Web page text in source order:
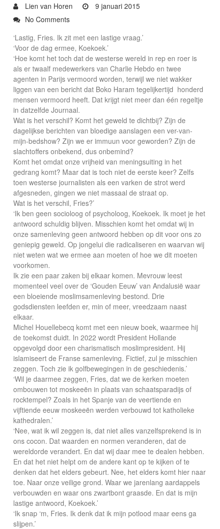
Lien van Horen
9 januari 2015
No Comments
‘Lastig, Fries. Ik zit met een lastige vraag.’
‘Voor de dag ermee, Koekoek.’
‘Hoe komt het toch dat de westerse wereld in rep en roer is
als er twaalf medewerkers van Charlie Hebdo en twee
agenten in Parijs vermoord worden, terwijl we niet wakker
liggen van een bericht dat Boko Haram tegelijkertijd honderd
mensen vermoord heeft. Dat krijgt niet meer dan één regeltje
in datzelfde Journaal.
Wat is het verschil? Komt het geweld te dichtbij? Zijn de
dagelijkse berichten van bloedige aanslagen een ver-van-
mijn-bedshow? Zijn we er immuun voor geworden? Zijn de
slachtoffers onbekend, dus onbemind?
Komt het omdat onze vrijheid van meningsuiting in het
gedrang komt? Maar dat is toch niet de eerste keer? Zelfs
toen westerse journalisten als een varken de strot werd
afgesneden, gingen we niet massaal de straat op.
Wat is het verschil, Fries?’
‘Ik ben geen socioloog of psycholoog, Koekoek. Ik moet je het
antwoord schuldig blijven. Misschien komt het omdat wij in
onze samenleving geen antwoord hebben op dit voor ons zo
geniepig geweld. Op jongelui die radicaliseren en waarvan wij
niet weten wat we ermee aan moeten of hoe we dit moeten
voorkomen.
Ik zie een paar zaken bij elkaar komen. Mevrouw leest
momenteel veel over de ‘Gouden Eeuw’ van Andalusië waar
een bloeiende moslimsamenleving bestond. Drie
godsdiensten leefden er, min of meer, vreedzaam naast
elkaar.
Michel Houellebecq komt met een nieuw boek, waarmee hij
de toekomst duidt. In 2022 wordt President Hollande
opgevolgd door een charismatisch moslimpresident. Hij
islamiseert de Franse samenleving. Fictief, zul je misschien
zeggen. Toch zie ik golfbewegingen in de geschiedenis.’
‘Wil je daarmee zeggen, Fries, dat we de kerken moeten
ombouwen tot moskeeën in plaats van schaatsparadijs of
rocktempel? Zoals in het Spanje van de veertiende en
vijftiende eeuw moskeeën werden verbouwd tot katholieke
kathedralen.’
‘Nee, wat ik wil zeggen is, dat niet alles vanzelfsprekend is in
ons cocon. Dat waarden en normen veranderen, dat de
wereldorde verandert. En dat wij daar mee te dealen hebben.
En dat het niet helpt om de andere kant op te kijken of te
denken dat het elders gebeurt. Nee, het elders komt hier naar
toe. Naar onze veilige grond. Waar we jarenlang aardappels
verbouwden en waar ons zwartbont graasde. En dat is mijn
lastige antwoord, Koekoek.’
‘Ik snap ‘m, Fries. Ik denk dat ik mijn potlood maar eens ga
slijpen.’